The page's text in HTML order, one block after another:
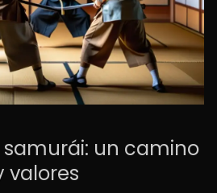
un camino
valores